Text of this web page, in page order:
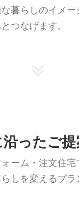
暮らしのイメー
つなげます。
沿ったご提
ーム・注文住宅
しを変えるプラ